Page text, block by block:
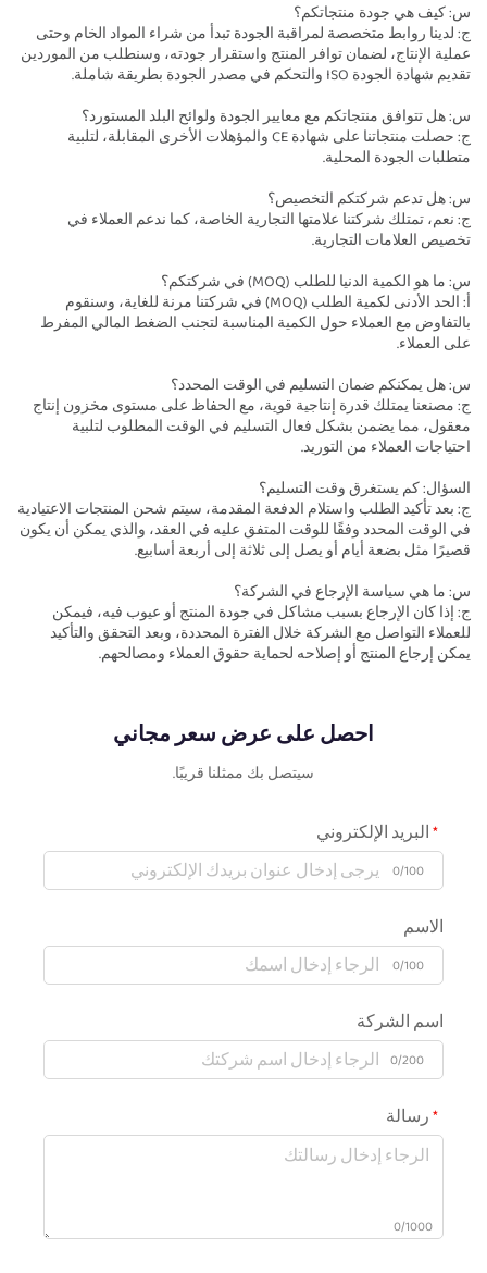
س: كيف هي جودة منتجاتكم؟
ج: لدينا روابط متخصصة لمراقبة الجودة تبدأ من شراء المواد الخام وحتى
عملية الإنتاج، لضمان توافر المنتج واستقرار جودته، وسنطلب من الموردين
تقديم شهادة الجودة ISO والتحكم في مصدر الجودة بطريقة شاملة.
س: هل تتوافق منتجاتكم مع معايير الجودة ولوائح البلد المستورد؟
ج: حصلت منتجاتنا على شهادة CE والمؤهلات الأخرى المقابلة، لتلبية
متطلبات الجودة المحلية.
س: هل تدعم شركتكم التخصيص؟
ج: نعم، تمتلك شركتنا علامتها التجارية الخاصة، كما ندعم العملاء في
تخصيص العلامات التجارية.
س: ما هو الكمية الدنيا للطلب (MOQ) في شركتكم؟
أ: الحد الأدنى لكمية الطلب (MOQ) في شركتنا مرنة للغاية، وسنقوم
بالتفاوض مع العملاء حول الكمية المناسبة لتجنب الضغط المالي المفرط
على العملاء.
س: هل يمكنكم ضمان التسليم في الوقت المحدد؟
ج: مصنعنا يمتلك قدرة إنتاجية قوية، مع الحفاظ على مستوى مخزون إنتاج
معقول، مما يضمن بشكل فعال التسليم في الوقت المطلوب لتلبية
احتياجات العملاء من التوريد.
السؤال: كم يستغرق وقت التسليم؟
ج: بعد تأكيد الطلب واستلام الدفعة المقدمة، سيتم شحن المنتجات الاعتيادية
في الوقت المحدد وفقًا للوقت المتفق عليه في العقد، والذي يمكن أن يكون
قصيرًا مثل بضعة أيام أو يصل إلى ثلاثة إلى أربعة أسابيع.
س: ما هي سياسة الإرجاع في الشركة؟
ج: إذا كان الإرجاع بسبب مشاكل في جودة المنتج أو عيوب فيه، فيمكن
للعملاء التواصل مع الشركة خلال الفترة المحددة، وبعد التحقق والتأكيد
يمكن إرجاع المنتج أو إصلاحه لحماية حقوق العملاء ومصالحهم.
احصل على عرض سعر مجاني
سيتصل بك ممثلنا قريبًا.
البريد الإلكتروني
0/100
الاسم
0/100
اسم الشركة
0/200
رسالة
0/1000